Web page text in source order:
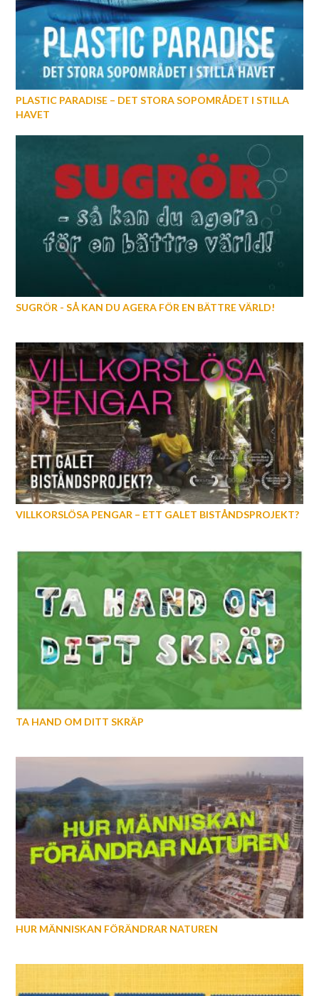
PLASTIC PARADISE – DET STORA SOPOMRÅDET I STILLA
HAVET
SUGRÖR - SÅ KAN DU AGERA FÖR EN BÄTTRE VÄRLD!
VILLKORSLÖSA PENGAR – ETT GALET BISTÅNDSPROJEKT?
TA HAND OM DITT SKRÄP
HUR MÄNNISKAN FÖRÄNDRAR NATUREN